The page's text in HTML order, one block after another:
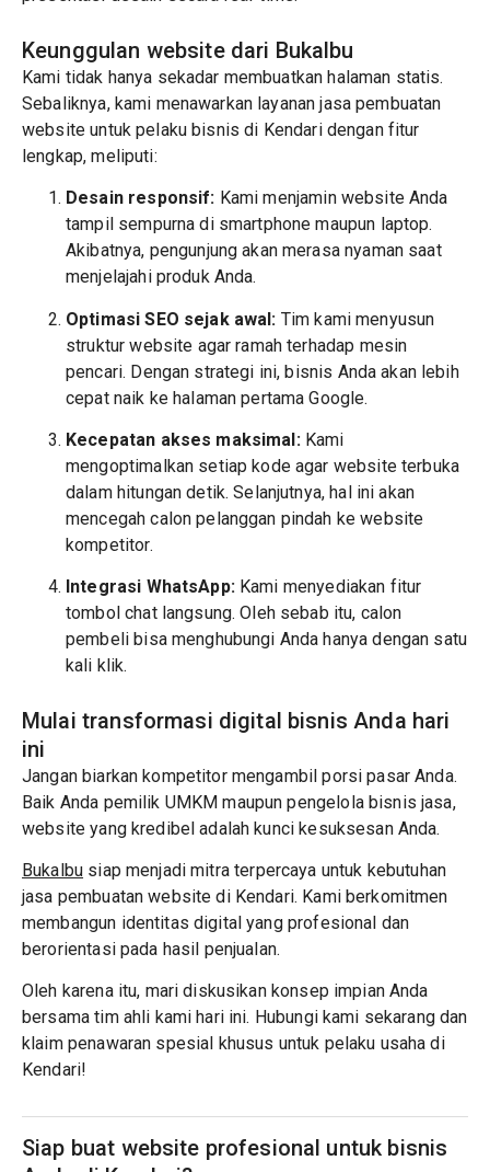
Keunggulan website dari Bukalbu
Kami tidak hanya sekadar membuatkan halaman statis.
Sebaliknya, kami menawarkan layanan jasa pembuatan
website untuk pelaku bisnis di Kendari dengan fitur
lengkap, meliputi:
Desain responsif: Kami menjamin website Anda
tampil sempurna di smartphone maupun laptop.
Akibatnya, pengunjung akan merasa nyaman saat
menjelajahi produk Anda.
Optimasi SEO sejak awal: Tim kami menyusun
struktur website agar ramah terhadap mesin
pencari. Dengan strategi ini, bisnis Anda akan lebih
cepat naik ke halaman pertama Google.
Kecepatan akses maksimal:Kami
mengoptimalkan setiap kode agar website terbuka
dalam hitungan detik. Selanjutnya, hal ini akan
mencegah calon pelanggan pindah ke website
kompetitor.
Integrasi WhatsApp:Kami menyediakan fitur
tombol chat langsung. Oleh sebab itu, calon
pembeli bisa menghubungi Anda hanya dengan satu
kali klik.
Mulai transformasi digital bisnis Anda hari
ini
Jangan biarkan kompetitor mengambil porsi pasar Anda.
Baik Anda pemilik UMKM maupun pengelola bisnis jasa,
website yang kredibel adalah kunci kesuksesan Anda.
Bukalbu siap menjadi mitra terpercaya untuk kebutuhan
jasa pembuatan website di Kendari. Kami berkomitmen
membangun identitas digital yang profesional dan
berorientasi pada hasil penjualan.
Oleh karena itu, mari diskusikan konsep impian Anda
bersama tim ahli kami hari ini. Hubungi kami sekarang dan
klaim penawaran spesial khusus untuk pelaku usaha di
Kendari!
Siap buat website profesional untuk bisnis